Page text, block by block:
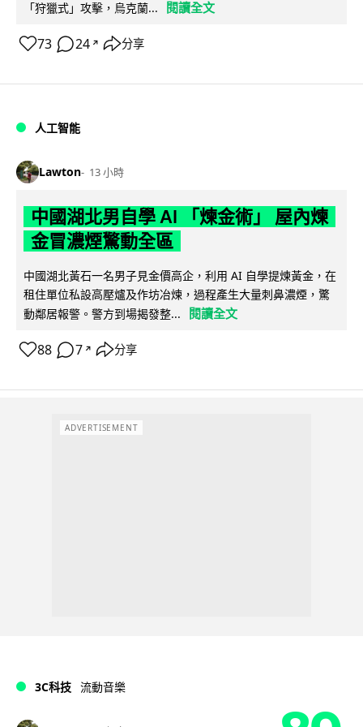
「狩獵式」攻擊，烏克蘭... 閱讀全文
73 24 ↗ 分享
人工智能
Lawton 13 小時
中國湖北男自學 AI 「煉金術」 屋內煉
金冒濃煙驚動全區
中國湖北黃石一名男子見金價高企，利用 AI 自學提煉黃金，在
租住單位私設高壓爐及作坊冶煉，過程產生大量刺鼻濃煙，驚
動鄰居報警。警方到場揭發整...
閱讀全文
88 7 ↗ 分享
ADVERTISEMENT
3C科技 流動音樂